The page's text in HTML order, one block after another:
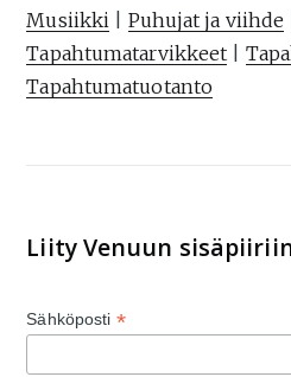
Musiikki
Puhujat ja viihde
Tapahtumatarvikkeet
Tapahtumatuotanto
Liity Venuun
Sähköposti *